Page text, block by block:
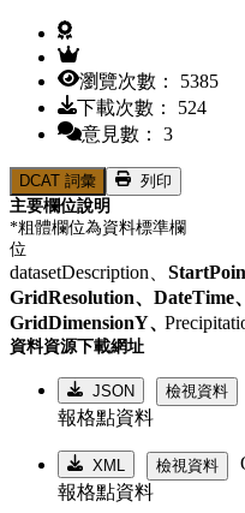
瀏覽次數： 5385
下載次數： 524
意見數： 3
DCAT 詞彙
列印
主要欄位說明
*粗體欄位為資料標準欄
位
datasetDescription、
GridResolution、 DateTime、
GridDimensionY、
資料資源下載網址
JSON 檢視資料
報格點資料
XML 檢視資料
報格點資料